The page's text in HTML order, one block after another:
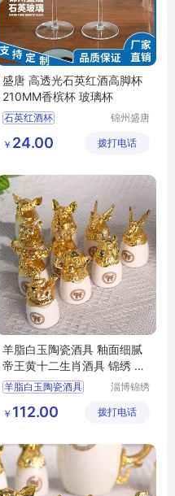
盛唐 高透光石英红酒高脚杯
210MM香槟杯 玻璃杯
石英红酒杯
石英玻璃杯
锦州盛唐
有限公司
￥ 24.00 拨打电话
羊脂白玉陶瓷酒具 釉面细腻
帝王黄十二生肖酒具 锦绣 温
酒器
羊脂白玉陶瓷酒具
陶瓷酒具套装
简约陶瓷酒具
淄博锦绣
公司
￥ 112.00 拨打电话